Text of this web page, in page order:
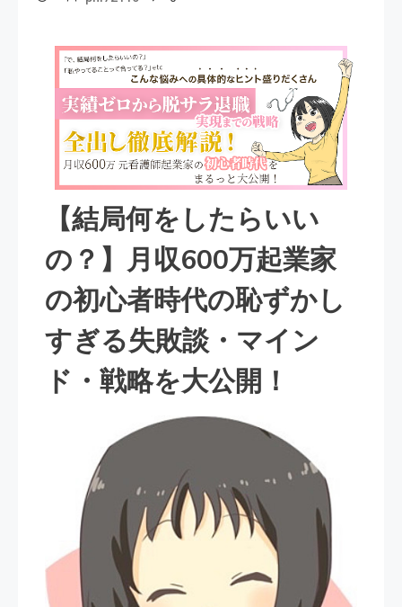
【結局何をしたらいい
の？】月収600万起業家
の初心者時代の恥ずかし
すぎる失敗談・マイン
ド・戦略を大公開！